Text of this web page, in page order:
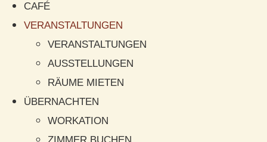
CAFÉ
VERANSTALTUNGEN
VERANSTALTUNGEN
AUSSTELLUNGEN
RÄUME MIETEN
ÜBERNACHTEN
WORKATION